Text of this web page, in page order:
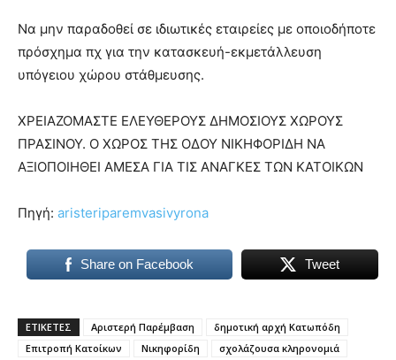
Να μην παραδοθεί σε ιδιωτικές εταιρείες με οποιοδήποτε
πρόσχημα πχ για την κατασκευή-εκμετάλλευση
υπόγειου χώρου στάθμευσης.
ΧΡΕΙΑΖΟΜΑΣΤΕ ΕΛΕΥΘΕΡΟΥΣ ΔΗΜΟΣΙΟΥΣ ΧΩΡΟΥΣ
ΠΡΑΣΙΝΟΥ. Ο ΧΩΡΟΣ ΤΗΣ ΟΔΟΥ ΝΙΚΗΦΟΡΙΔΗ ΝΑ
ΑΞΙΟΠΟΙΗΘΕΙ ΑΜΕΣΑ ΓΙΑ ΤΙΣ ΑΝΑΓΚΕΣ ΤΩΝ ΚΑΤΟΙΚΩΝ
Πηγή: aristeriparemvasivyrona
Share on Facebook Tweet
ΕΤΙΚΕΤΕΣ Αριστερή Παρέμβαση
δημοτική αρχή Κατωπόδη
Επιτροπή Κατοίκων
Νικηφορίδη
σχολάζουσα κληρονομιά